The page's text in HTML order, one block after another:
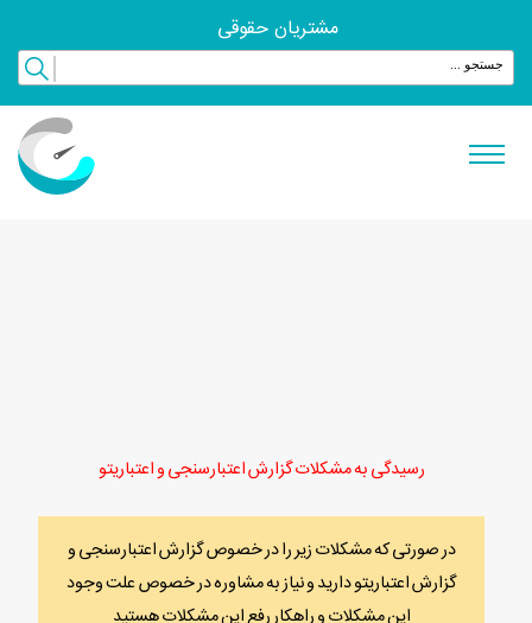
مشتریان حقوقی
رسیدگی به مشکلات گزارش اعتبارسنجی و اعتباریتو
در صورتی که مشکلات زیر را در خصوص گزارش اعتبارسنجی و
گزارش اعتباریتو دارید و نیاز به مشاوره در خصوص علت وجود
این مشکلات و راهکار رفع این مشکلات هستید